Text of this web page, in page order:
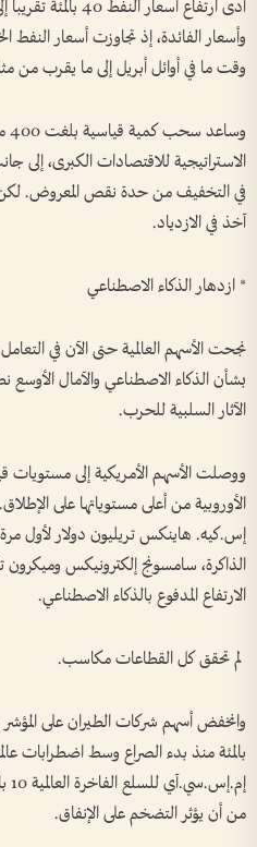
أدى ارتفاع أسعار
وقت ما في أوائل أبريل إلى ما يقرب من
الاستراتيجية للاقتصادات الكبرى، إلى
في التخفيف من حدة نقص المعروض. لكن
آخذ في الازدياد.
* ازدهار الذكاء الاصطناعي
نجحت الأسهم العالمية حتى الآن في
بشأن الذكاء الاصطناعي والآمال الأوسع
الآثار السلبية للحرب.
ووصلت الأسهم الأمريكية إلى مستويات
الأوروبية من أعلى مستوياتها على
إس.كيه. هاينكس تريليون دولار لأول
الذاكرة، سامسونج إلكترونيكس وميكرون
الارتفاع المدفوع بالذكاء الاصطناعي.
لم تحقق كل القطاعات مكاسب.
بالمئة منذ بدء الصراع وسط اضطرابات
من أن يؤثر التضخم على الإنفاق.